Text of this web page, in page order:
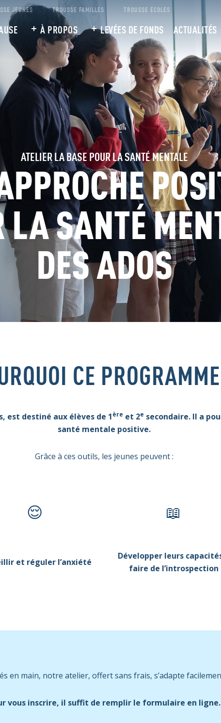
JEUNES TROUSSE FAMILLES TROUSSE ÉCOLES
À PROPOS LEVÉES DE FONDS ACTUALITÉS
ATELIER LA BASE POUR LA SANTÉ MENTALE
LA SANTÉ
DES ADOS
CE
destiné aux élèves de 1ère et 2e secondaire. Il a
santé mentale positive.
Grâce à ces outils, les jeunes peuvent :
😌 📖
et réguler l’anxiété
Développer leurs
faire de l’introspection
en main, notre atelier, offert sans frais, s’adapte
vous inscrire, il suffit de remplir le formulaire en ligne.